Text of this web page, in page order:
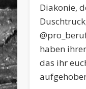
Diakonie,
haben
das ihr